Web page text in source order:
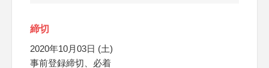
締切
2020年10月03日 (土)
事前登録締切、必着